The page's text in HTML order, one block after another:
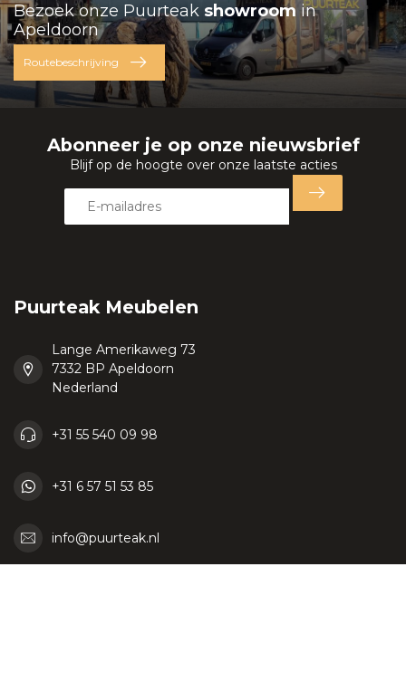
Bezoek onze Puurteak showroom in
Apeldoorn
Routebeschrijving
Abonneer je op onze nieuwsbrief
Blijf op de hoogte over onze laatste acties
Puurteak Meubelen
Lange Amerikaweg 73
7332 BP Apeldoorn
Nederland
+31 55 540 09 98
+31 6 57 51 53 85
info@puurteak.nl